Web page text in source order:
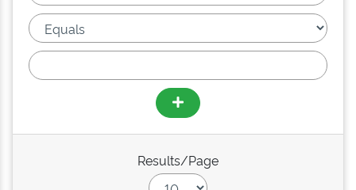
Results/Page